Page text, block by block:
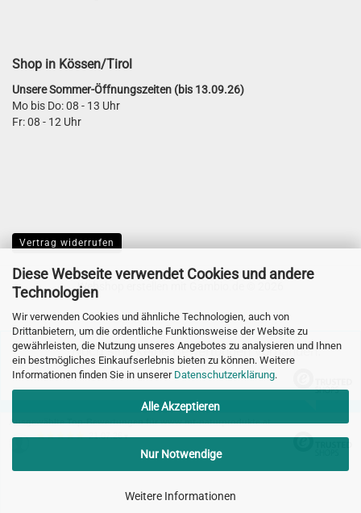
Diese Webseite verwendet Cookies und andere
Technologien
Wir verwenden Cookies und ähnliche Technologien, auch von
Drittanbietern, um die ordentliche Funktionsweise der Website zu
gewährleisten, die Nutzung unseres Angebotes zu analysieren und Ihnen
ein bestmögliches Einkaufserlebnis bieten zu können. Weitere
Informationen finden Sie in unserer Datenschutzerklärung.
Alle Akzeptieren
Nur Notwendige
Weitere Informationen
Shop in Kössen/Tirol
Unsere Sommer-Öffnungszeiten (bis 13.09.26)
Mo bis Do: 08 - 13 Uhr
Fr: 08 - 12 Uhr
Vertrag widerrufen
Webshop erstellen
Noch sind keine Bewertungen vorhanden.
Ausgewählte Top-Bewertungen für www.mt-naturprodukte.at
21.07.26▼